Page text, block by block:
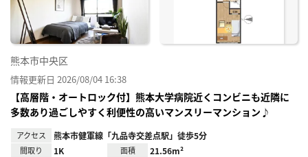
熊本市中央区
情報更新日 2026/08/04 16:38
【高層階・オートロック付】熊本大学病院近くコンビニも近隣に
多数あり過ごしやすく利便性の高いマンスリーマンション♪
アクセス 熊本市健軍線「九品寺交差点駅」徒歩5分
間取り 1K 面積 21.56m²